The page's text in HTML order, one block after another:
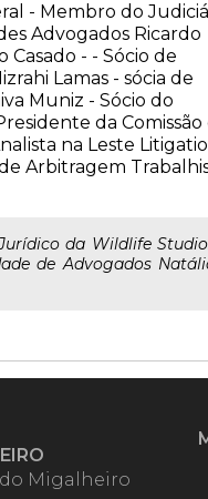
- Membro do
Advogados Ricardo
- - Sócio de
Lamas - sócia de
Muniz - Sócio do
da Comissão
na Leste
Arbitragem
da Wildlife
de Advogados
Migalheiro